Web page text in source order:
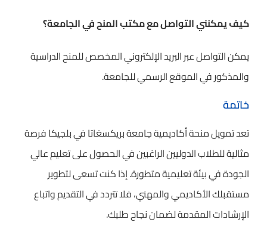
كيف يمكنني التواصل مع مكتب المنح في الجامعة؟
يمكن التواصل عبر البريد الإلكتروني المخصص للمنح الدراسية
والمذكور في الموقع الرسمي للجامعة.
خاتمة
تعد تمويل منحة أكاديمية جامعة بريكسغاتا في بلجيكا فرصة
مثالية للطلاب الدوليين الراغبين في الحصول على تعليم عالي
الجودة في بيئة تعليمية متطورة. إذا كنت تسعى لتطوير
مستقبلك الأكاديمي والمهني، فلا تتردد في التقديم واتباع
الإرشادات المقدمة لضمان نجاح طلبك.